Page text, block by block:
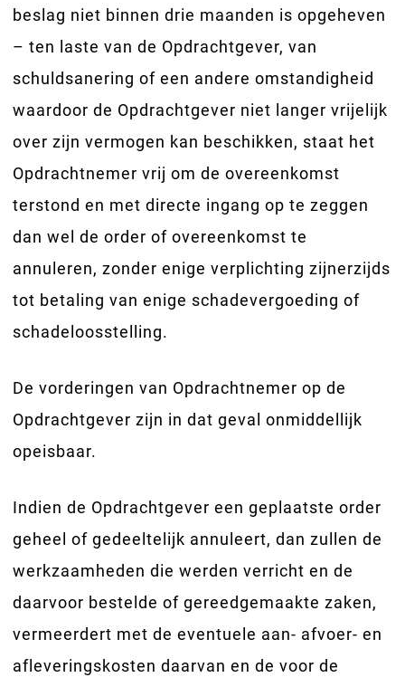
beslag niet binnen drie maanden is opgeheven
– ten laste van de Opdrachtgever, van
schuldsanering of een andere omstandigheid
waardoor de Opdrachtgever niet langer vrijelijk
over zijn vermogen kan beschikken, staat het
Opdrachtnemer vrij om de overeenkomst
terstond en met directe ingang op te zeggen
dan wel de order of overeenkomst te
annuleren, zonder enige verplichting zijnerzijds
tot betaling van enige schadevergoeding of
schadeloosstelling.
De vorderingen van Opdrachtnemer op de
Opdrachtgever zijn in dat geval onmiddellijk
opeisbaar.
Indien de Opdrachtgever een geplaatste order
geheel of gedeeltelijk annuleert, dan zullen de
werkzaamheden die werden verricht en de
daarvoor bestelde of gereedgemaakte zaken,
vermeerdert met de eventuele aan- afvoer- en
afleveringskosten daarvan en de voor de